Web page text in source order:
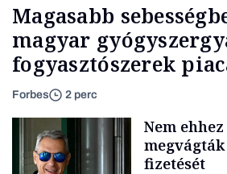
Magasabb
magyar
fogyasztószerek
Forbes 2 perc
Nem
fizetését